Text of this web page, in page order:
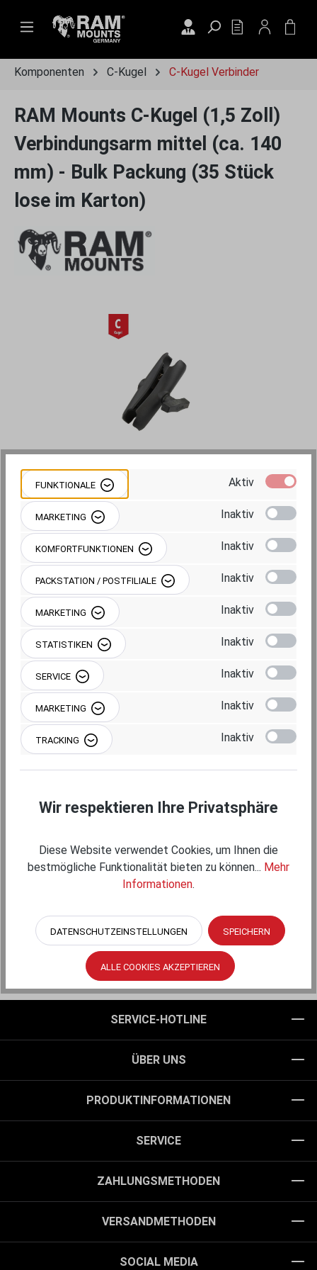
Zum Hauptinhalt springen
DU HAST 0
Komponenten C-Kugel C-Kugel Verbinder
RAM Mounts C-Kugel (1,5 Zoll)
Verbindungsarm mittel (ca. 140
mm) - Bulk Packung (35 Stück
lose im Karton)
Bildergalerie überspringen
1.719,95 €
Preise inkl. MwSt. zzgl. Versandkosten
Sofort verfügbar, Lieferzeit: ca. 1-2
Werktage
Produkt Anzahl: Gib den gewünschten
IN DEN WARENKORB
Produktnummer:
Beschreibung
SERVICE-HOTLINE
ÜBER UNS
PRODUKTINFORMATIONEN
SERVICE
ZAHLUNGSMETHODEN
VERSANDMETHODEN
SOCIAL MEDIA
FUNKTIONALE Aktiv
MARKETING Inaktiv
KOMFORTFUNKTIONEN Inaktiv
PACKSTATION / POSTFILIALE Inaktiv
MARKETING Inaktiv
STATISTIKEN Inaktiv
SERVICE Inaktiv
MARKETING Inaktiv
TRACKING Inaktiv
Wir respektieren Ihre Privatsphäre
Diese Website verwendet Cookies, um Ihnen die
bestmögliche Funktionalität bieten zu können... Mehr
Informationen.
DATENSCHUTZEINSTELLUNGEN SPEICHERN
ALLE COOKIES AKZEPTIEREN